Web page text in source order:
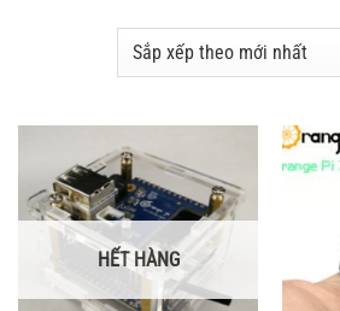
HẾT HÀNG